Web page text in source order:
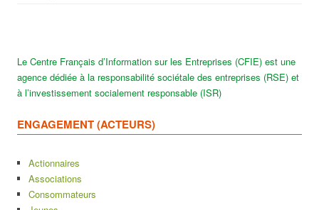
Le Centre Français d’Information sur les Entreprises (CFIE) est une
agence dédiée à la responsabilité sociétale des entreprises (RSE) et
à l’investissement socialement responsable (ISR)
ENGAGEMENT (ACTEURS)
Actionnaires
Associations
Consommateurs